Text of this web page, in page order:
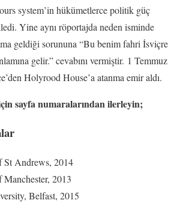
system’in hükümetlerce politik güç
Yine aynı röportajda neden isminde
geldiği sorununa “Bu benim fahri İsviçre
gelir.” cevabını vermiştir. 1 Temmuz
Holyrood House’a atanma emir aldı.
sayfa numaralarından ilerleyin;
Andrews, 2014
2013
Belfast, 2015